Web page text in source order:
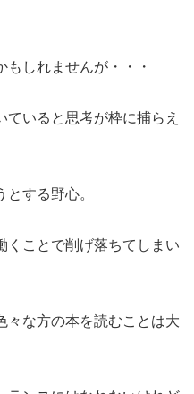
しれませんが・・・
いると思考が枠に捕らえ
する野心。
くことで削げ落ちてしまい
々な方の本を読むことは大